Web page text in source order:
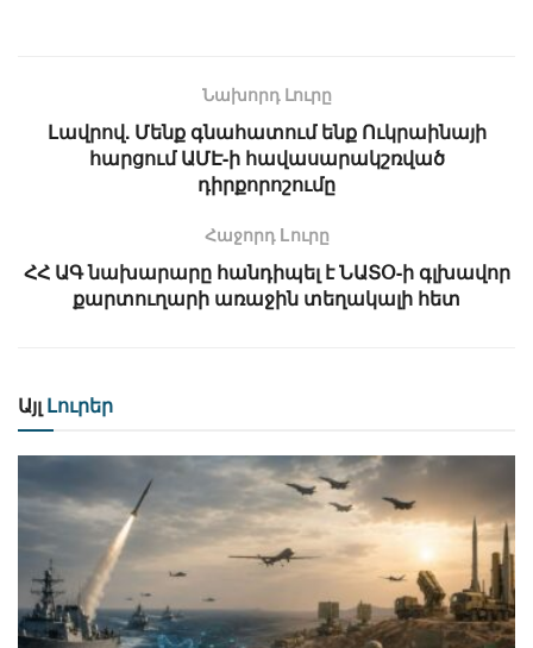
Նախորդ Լուրը
Լավրով. Մենք գնահատում ենք Ուկրաինայի
հարցում ԱՄԷ-ի հավասարակշռված
դիրքորոշումը
Հաջորդ Lուրը
ՀՀ ԱԳ նախարարը հանդիպել է ՆԱՏՕ-ի գլխավոր
քարտուղարի առաջին տեղակալի հետ
Այլ Լուրեր